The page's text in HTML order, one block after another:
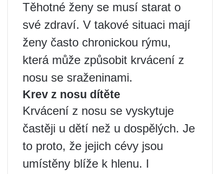
Těhotné ženy se musí starat o
své zdraví. V takové situaci mají
ženy často chronickou rýmu,
která může způsobit krvácení z
nosu se sraženinami.
Krev z nosu dítěte
Krvácení z nosu se vyskytuje
častěji u dětí než u dospělých. Je
to proto, že jejich cévy jsou
umístěny blíže k hlenu. I